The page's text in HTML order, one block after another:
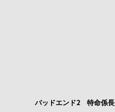
バッドエンド2 特命係